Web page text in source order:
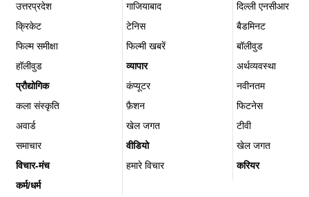
उत्तरप्रदेश
गाजियाबाद
दिल्ली एनसीआर
क्रिकेट
टेनिस
बैडमिनट
फिल्म समीक्षा
फिल्‍मी खबरें
बॉलीवुड
हॉलीवुड
व्यापार
अर्थव्यवस्था
प्रौद्योगिक
कंप्यूटर
नवीनतम
कला संस्कृति
फ़ैशन
फिटनेस
अवार्ड
खेल जगत
टीवी
समाचार
वीडियो
खेल जगत
विचार-मंच
हमारे विचार
करियर
कर्म/धर्म